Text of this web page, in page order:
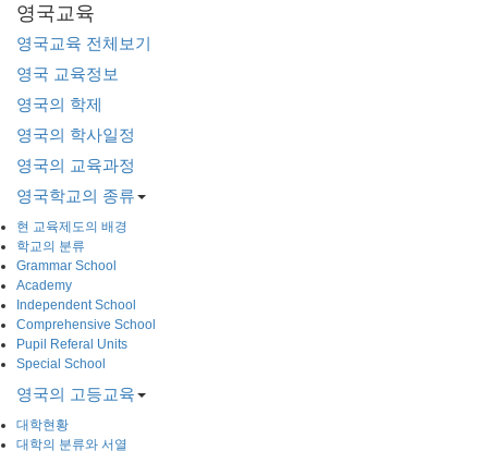
영국교육
영국교육 전체보기
영국 교육정보
영국의 학제
영국의 학사일정
영국의 교육과정
영국학교의 종류
현 교육제도의 배경
학교의 분류
Grammar School
Academy
Independent School
Comprehensive School
Pupil Referal Units
Special School
영국의 고등교육
대학현황
대학의 분류와 서열